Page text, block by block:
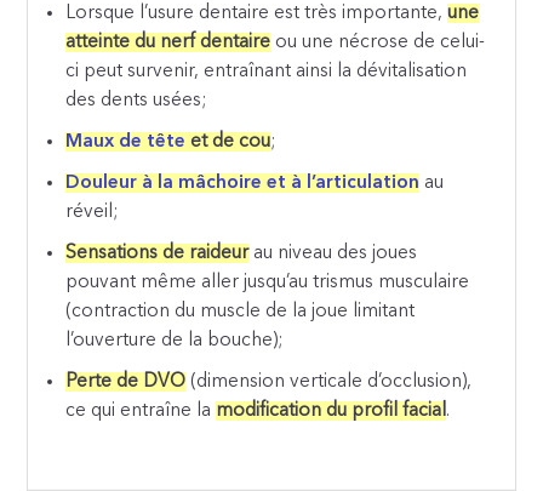
Lorsque l’usure dentaire est très importante,une
atteinte du nerf dentaire ou une nécrose de celui-
ci peut survenir, entraînant ainsi la dévitalisation
des dents usées;
Maux de tête et de cou;
Douleur à la mâchoire et à l’articulation au
réveil;
Sensations de raideurau niveau des joues
pouvant même aller jusqu’au trismus musculaire
(contraction du muscle de la joue limitant
l’ouverture de la bouche);
Perte de DVO (dimension verticale d’occlusion),
ce qui entraîne la modification du profil facial.